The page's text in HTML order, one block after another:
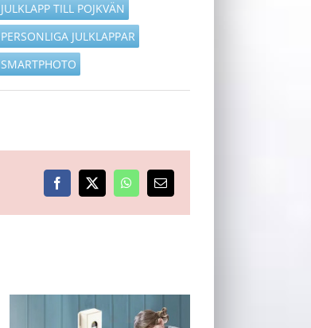
JULKLAPP TILL POJKVÄN
PERSONLIGA JULKLAPPAR
SMARTPHOTO
Facebook
X WhatsApp
E-
post